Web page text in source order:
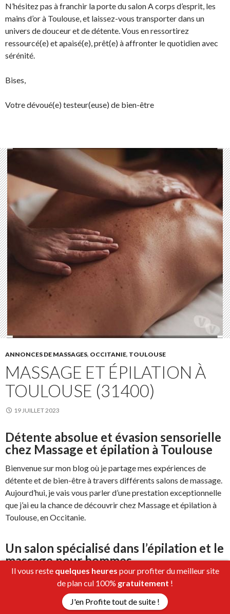
N’hésitez pas à franchir la porte du salon A corps d’esprit, les
mains d’or à Toulouse, et laissez-vous transporter dans un
univers de douceur et de détente. Vous en ressortirez
ressourcé(e) et apaisé(e), prêt(e) à affronter le quotidien avec
sérénité.
Bises,
Votre dévoué(e) testeur(euse) de bien-être
ANNONCES DE MASSAGES, OCCITANIE, TOULOUSE
MASSAGE ET ÉPILATION À
TOULOUSE (31400)
19 JUILLET 2023
Détente absolue et évasion sensorielle
chez Massage et épilation à Toulouse
Bienvenue sur mon blog où je partage mes expériences de
détente et de bien-être à travers différents salons de massage.
Aujourd’hui, je vais vous parler d’une prestation exceptionnelle
que j’ai eu la chance de découvrir chez Massage et épilation à
Toulouse, en Occitanie.
Un salon spécialisé dans l’épilation et le
massage pour hommes
Dès mon arrivée, j’ai été chaleureusement accueilli dans ce
salon de bien-être qui se démarque par sa spécialisation dans
l’épilation et le massage pour hommes. J’ai immédiatement
Il vous reste quelques heures pour profiter du meilleur site
de plan cul 100% gratuitement !
J'en Profite tout de suite !